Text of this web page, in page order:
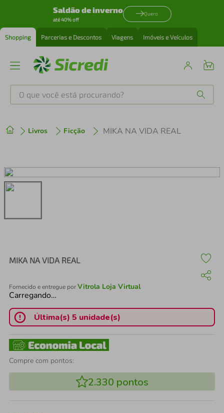
Saldão de inverno
até 40% off
Quero
Shopping Parcerias e Descontos Viagens Imóveis e Veículos
O que você está procurando?
Livros Ficção MIKA NA VIDA REAL
MIKA NA VIDA REAL
Fornecido e entregue porVitrola Loja Virtual
Carregando…
Última(s) 5 unidade(s)
Compre com pontos:
2.330 pontos
2º cafeteira